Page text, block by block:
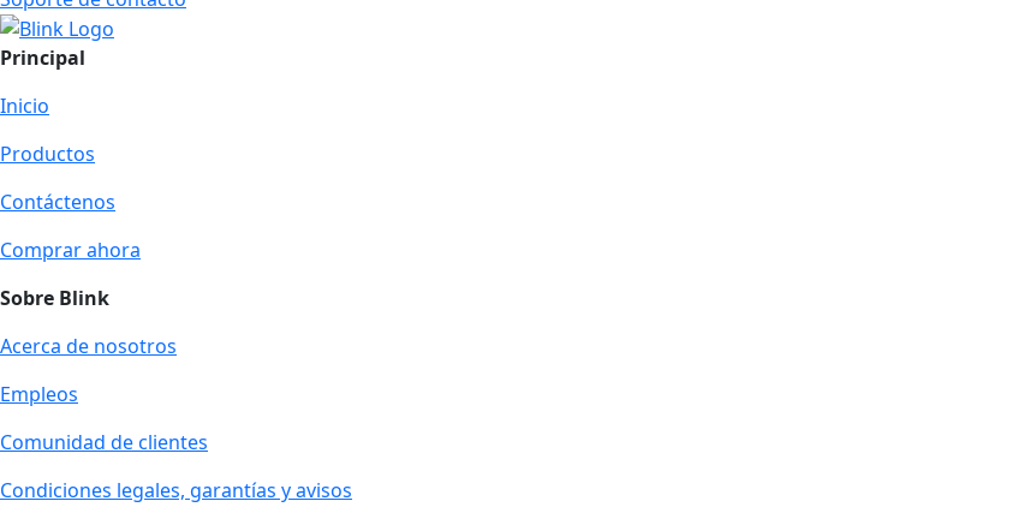
Principal
Inicio
Productos
Contáctenos
Comprar ahora
Sobre Blink
Acerca de nosotros
Empleos
Comunidad de clientes
Condiciones legales, garantías y avisos